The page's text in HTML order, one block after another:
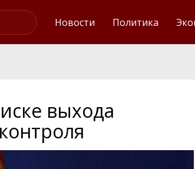
Новости Политика
выхода